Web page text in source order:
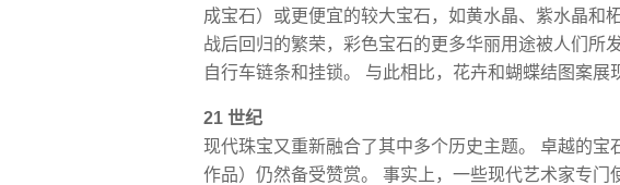
成宝石）或更便宜的较大宝石，如黄水晶、紫水晶和
战后回归的繁荣，彩色宝石的更多华丽用途被人们所
自行车链条和挂锁。 与此相比，花卉和蝴蝶结图案展
21 世纪
现代珠宝又重新融合了其中多个历史主题。 卓越的宝
作品）仍然备受赞赏。 事实上，一些现代艺术家专门